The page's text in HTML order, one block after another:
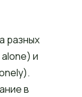
разных
и
в